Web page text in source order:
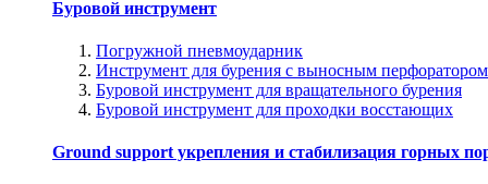
Буровой инструмент
Погружной пневмоударник
Инструмент для бурения с выносным перфоратором
Буровой инструмент для вращательного бурения
Буровой инструмент для проходки восстающих
Ground support укрепления и стабилизация горных